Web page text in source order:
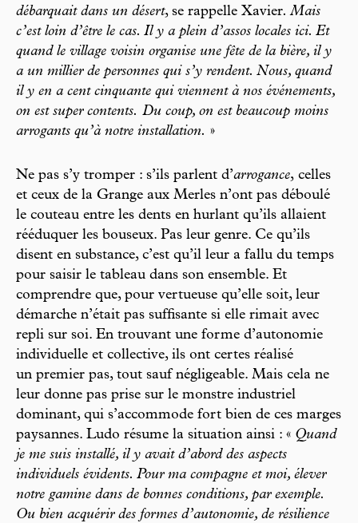
débarquait dans un désert, se rappelle Xavier. Mais
c’est loin d’être le cas. Il y a plein d’assos locales ici. Et
quand le village voisin organise une fête de la bière, il y
a un millier de personnes qui s’y rendent. Nous, quand
il y en a cent cinquante qui viennent à nos événements,
on est super contents. Du coup, on est beaucoup moins
arrogants qu’à notre installation. »
Ne pas s’y tromper : s’ils parlent d’arrogance, celles
et ceux de la Grange aux Merles n’ont pas déboulé
le couteau entre les dents en hurlant qu’ils allaient
rééduquer les bouseux. Pas leur genre. Ce qu’ils
disent en substance, c’est qu’il leur a fallu du temps
pour saisir le tableau dans son ensemble. Et
comprendre que, pour vertueuse qu’elle soit, leur
démarche n’était pas suffisante si elle rimait avec
repli sur soi. En trouvant une forme d’autonomie
individuelle et collective, ils ont certes réalisé
un premier pas, tout sauf négligeable. Mais cela ne
leur donne pas prise sur le monstre industriel
dominant, qui s’accommode fort bien de ces marges
paysannes. Ludo résume la situation ainsi : « Quand
je me suis installé, il y avait d’abord des aspects
individuels évidents. Pour ma compagne et moi, élever
notre gamine dans de bonnes conditions, par exemple.
Ou bien acquérir des formes d’autonomie, de résilience